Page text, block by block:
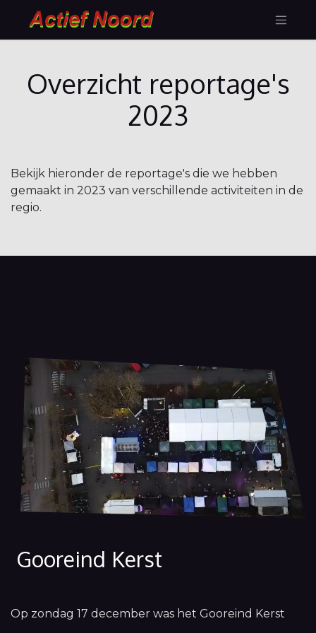
Overzicht reportage's
2023
Bekijk hieronder de reportage's die we hebben
gemaakt in 2023 van verschillende activiteiten in de
regio.
Gooreind Kerst
Op zondag 17 december was het Gooreind Kerst